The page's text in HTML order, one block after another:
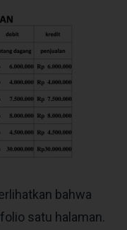
bahwa
satu halaman.